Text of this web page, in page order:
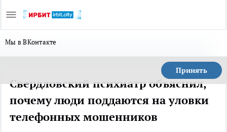
Мы в ВКонтакте
Принять
Свердловский психиатр объяснил,
почему люди поддаются на уловки
телефонных мошенников